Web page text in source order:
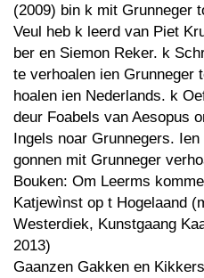
(2009) bin k mit Grunneger
Veul heb k leerd van Piet
ber en Siemon Reker. k
te verhoalen ien Grunneger
hoalen ien Nederlands. k
deur Foabels van Aesopus
Ingels noar Grunnegers.
gonnen mit Grunneger
Bouken: Om Leerms
Katjewìnst op t Hogelaand
Westerdiek, Kunstgaang
2013)
Gaanzen Gakken en